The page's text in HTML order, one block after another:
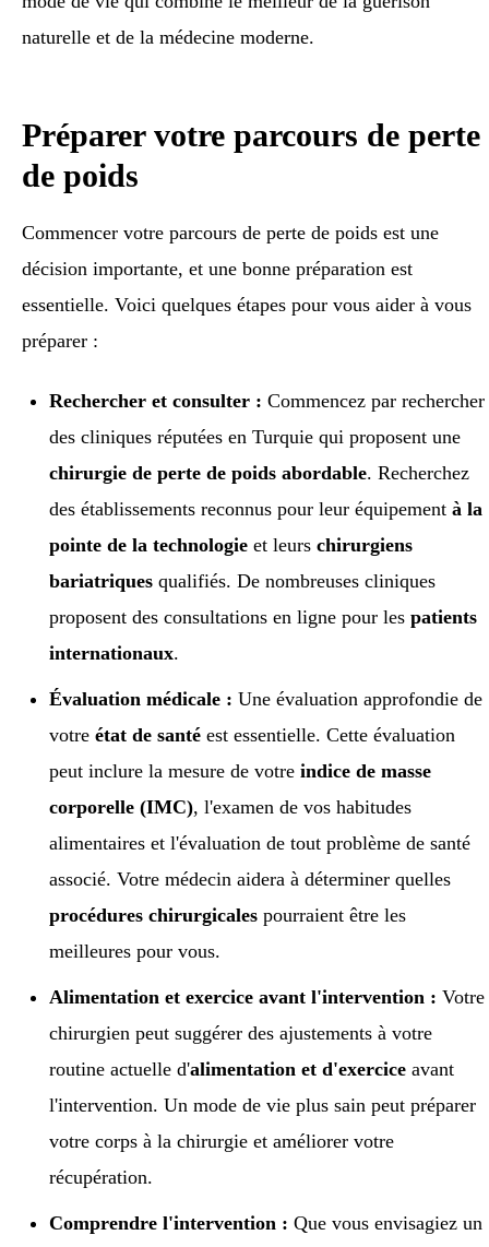
naturelle et de la médecine moderne.
Préparer votre parcours de perte
de poids
Commencer votre parcours de perte de poids est une
décision importante, et une bonne préparation est
essentielle. Voici quelques étapes pour vous aider à vous
préparer :
Rechercher et consulter :Commencez par rechercher
des cliniques réputées en Turquie qui proposent une
chirurgie de perte de poids abordable. Recherchez
des établissements reconnus pour leur équipementà la
pointe de la technologie et leurschirurgiens
bariatriques qualifiés. De nombreuses cliniques
proposent des consultations en ligne pour lespatients
internationaux.
Évaluation médicale :Une évaluation approfondie de
votreétat de santé est essentielle. Cette évaluation
peut inclure la mesure de votreindice de masse
corporelle (IMC), l'examen de vos habitudes
alimentaires et l'évaluation de tout problème de santé
associé. Votre médecin aidera à déterminer quelles
procédures chirurgicales pourraient être les
meilleures pour vous.
Alimentation et exercice avant l'intervention :Votre
chirurgien peut suggérer des ajustements à votre
routine actuelle d'alimentation et d'exercice avant
l'intervention. Un mode de vie plus sain peut préparer
votre corps à la chirurgie et améliorer votre
récupération.
Comprendre l'intervention :Que vous envisagiez un